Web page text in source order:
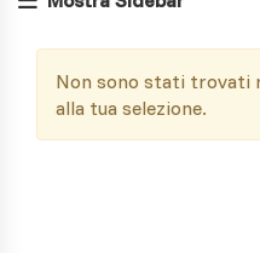
Non sono stati trovati
alla tua selezione.